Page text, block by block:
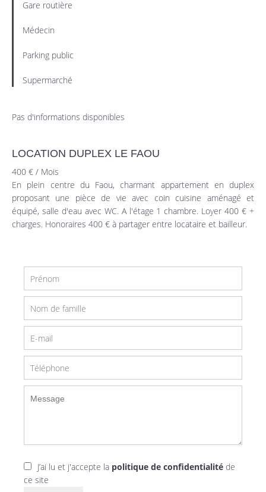
Gare routière
Médecin
Parking public
Supermarché
Pas d'informations disponibles
LOCATION DUPLEX LE FAOU
400 € / Mois
En plein centre du Faou, charmant appartement en duplex
proposant une pièce de vie avec coin cuisine aménagé et
équipé, salle d'eau avec WC. A l'étage 1 chambre. Loyer 400 € +
charges. Honoraires 400 € à partager entre locataire et bailleur.
J’ai lu et j'accepte la politique de confidentialité de
ce site